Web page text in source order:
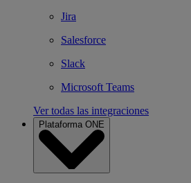
Jira
Salesforce
Slack
Microsoft Teams
Ver todas las integraciones
Plataforma ONE